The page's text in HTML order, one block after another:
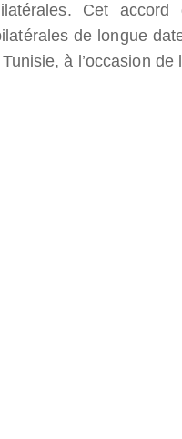
Cet
de longue
à l’occasion